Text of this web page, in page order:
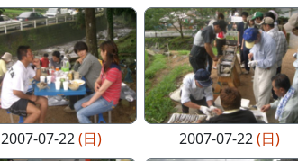
2007-07-22(日) 2007-07-22(日)